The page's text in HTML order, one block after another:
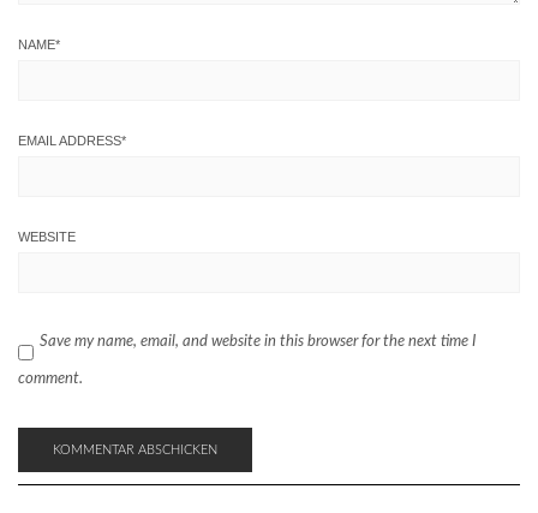
NAME*
EMAIL ADDRESS*
WEBSITE
Save my name, email, and website in this browser for the next time I
comment.